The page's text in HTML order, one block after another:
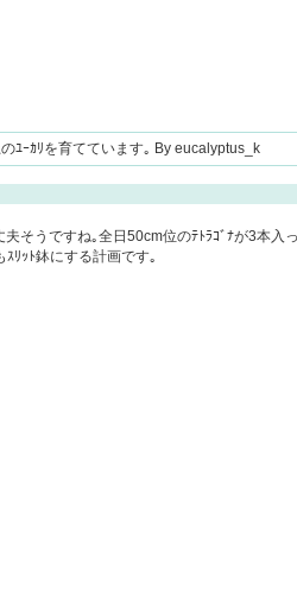
ﾕｰｶﾘを育てています｡ By eucalyptus_k
そうですね｡全日50cm位のﾃﾄﾗｺﾞﾅが3本
ﾘｯﾄ鉢にする計画です｡